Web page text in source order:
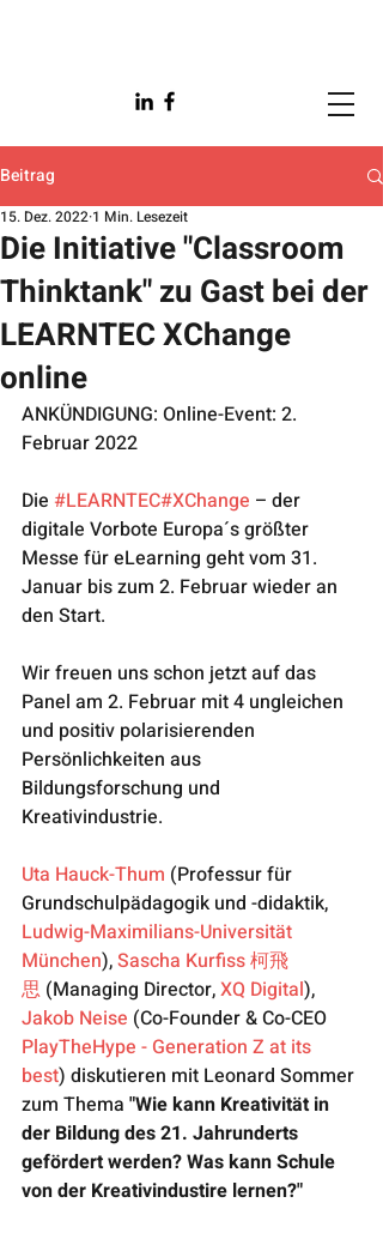
Beitrag
Die Initiative "Classroom
Thinktank" zu Gast bei der
LEARNTEC XChange
online
15. Dez. 2022 1 Min. Lesezeit
ANKÜNDIGUNG: Online-Event: 2.
Februar 2022
Die #LEARNTEC#XChange – der
digitale Vorbote Europa´s größter
Messe für eLearning geht vom 31.
Januar bis zum 2. Februar wieder an
den Start.
Wir freuen uns schon jetzt auf das
Panel am 2. Februar mit 4 ungleichen
und positiv polarisierenden
Persönlichkeiten aus
Bildungsforschung und
Kreativindustrie.
Uta Hauck-Thum (Professur für
Grundschulpädagogik und -didaktik,
Ludwig-Maximilians-Universität
München), Sascha Kurfiss 柯飛
思 (Managing Director, XQ Digital),
Jakob Neise (Co-Founder & Co-CEO
PlayTheHype - Generation Z at its
best) diskutieren mit Leonard Sommer
zum Thema "Wie kann Kreativität in
der Bildung des 21. Jahrunderts
gefördert werden? Was kann Schule
von der Kreativindustire lernen?"